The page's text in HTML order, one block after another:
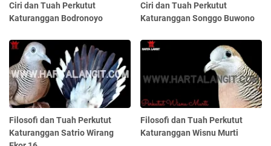
Ciri dan Tuah Perkutut
Katuranggan Bodronoyo
Ciri dan Tuah Perkutut
Katuranggan Songgo Buwono
Filosofi dan Tuah Perkutut
Katuranggan Satrio Wirang
Filosofi dan Tuah Perkutut
Katuranggan Wisnu Murti